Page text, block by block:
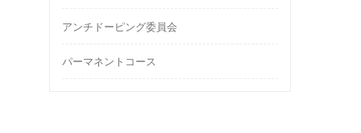
アンチドーピング委員会
パーマネントコース